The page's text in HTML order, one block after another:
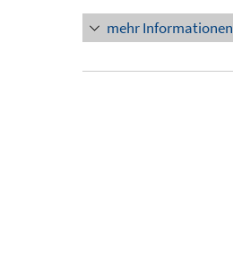
mehr Informationen